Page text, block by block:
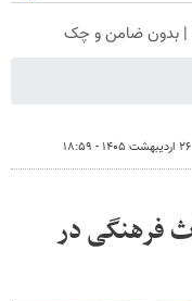
۲۶ اردیبهشت ۱۴۰۵ - ۱۸:۵۹
فرهنگی در